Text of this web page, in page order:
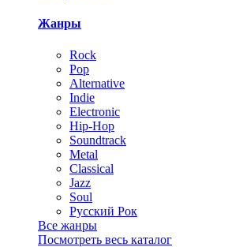
Жанры
Rock
Pop
Alternative
Indie
Electronic
Hip-Hop
Soundtrack
Metal
Classical
Jazz
Soul
Русский Рок
Все жанры
Посмотреть весь каталог